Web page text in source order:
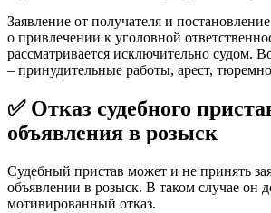
Заявление от получателя и
о привлечении к уголовной
рассматривается исключительно судом.
– принудительные работы, арест,
✅ Отказ судебного
объявления в розыск
Судебный пристав может и не принять
объявлении в розыск. В таком случае он
мотивированный отказ.